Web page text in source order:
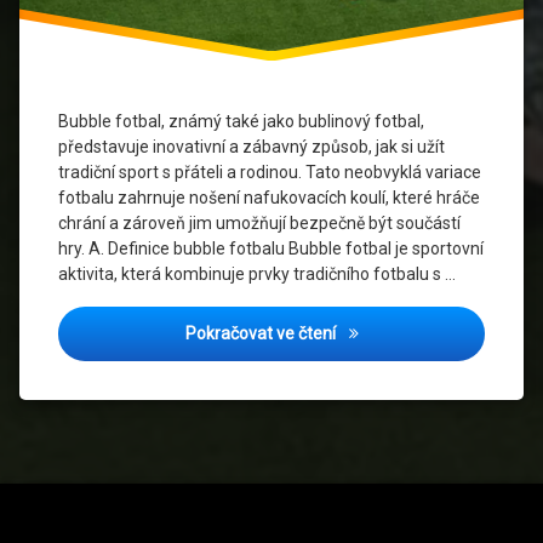
Bubble fotbal, známý také jako bublinový fotbal,
představuje inovativní a zábavný způsob, jak si užít
tradiční sport s přáteli a rodinou. Tato neobvyklá variace
fotbalu zahrnuje nošení nafukovacích koulí, které hráče
chrání a zároveň jim umožňují bezpečně být součástí
hry. A. Definice bubble fotbalu Bubble fotbal je sportovní
aktivita, která kombinuje prvky tradičního fotbalu s …
Pokračovat ve čteníAdrenalín a smích:
Společenské
Sportovní
zábava
Týmová
spolupráce
Zábavné
sporty